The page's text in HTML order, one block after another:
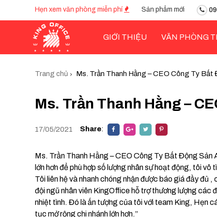
Hẹn xem văn phòng miễn phí Sản phẩm mới
GIỚI THIỆU VĂN PHÒNG
Trang chủ Ms. Trần Thanh Hằng – CEO Công Ty Bất
Ms. Trần Thanh Hằng –
17/05/2021 Share:
Ms. Trần Thanh Hằng – CEO Công Ty Bất Động Sản
lớn hơn để phù hợp số lượng nhân sự hoạt động, tôi
Tôi liên hệ và nhanh chóng nhận được báo giá đầy đủ
đội ngũ nhân viên KingOffice hỗ trợ thương lượng các
nhiệt tình. Đó là ấn tượng của tôi với team King, Hẹn
tục mở rộng chi nhánh lớn hơn.”